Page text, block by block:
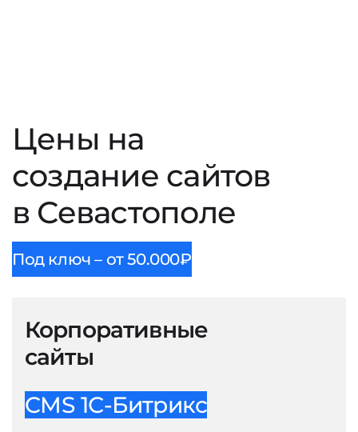
Цены на
создание сайтов
в Севастополе
Под ключ – от 50.000₽
Корпоративные
сайты
CMS 1С-Битрикс